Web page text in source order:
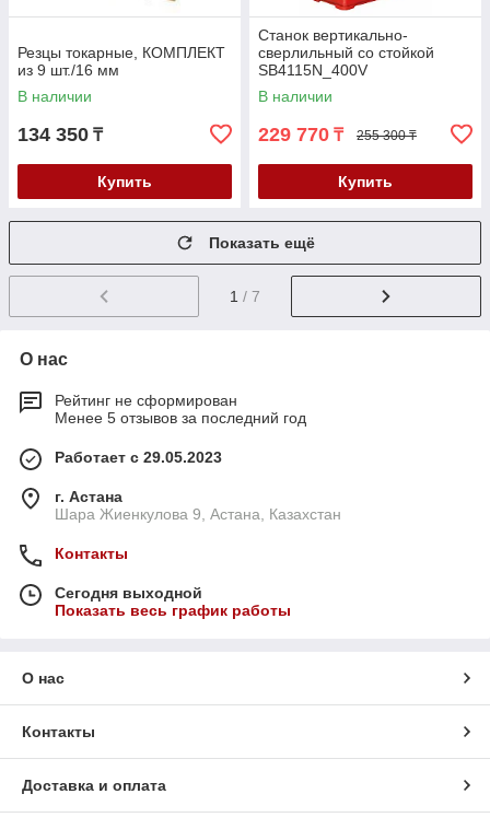
Резцы токарные, КОМПЛЕКТ
из 9 шт./16 мм
В наличии
134 350 ₸
Купить
Станок вертикально-
сверлильный со стойкой
SB4115N_400V
В наличии
229 770 ₸ 255 300 ₸
Купить
Показать ещё
1 / 7
О нас
Рейтинг не сформирован
Менее 5 отзывов за последний год
Работает с 29.05.2023
г. Астана
Шара Жиенкулова 9, Астана, Казахстан
Контакты
Сегодня выходной
Показать весь график работы
О нас
Контакты
Доставка и оплата